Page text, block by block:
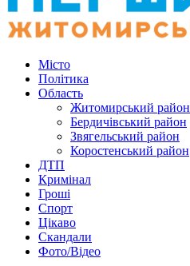
Місто
Політика
Область
Житомирський район
Бердичівський район
Звягельський район
Коростенський район
ДТП
Кримінал
Гроші
Спорт
Цікаво
Скандали
Фото/Відео